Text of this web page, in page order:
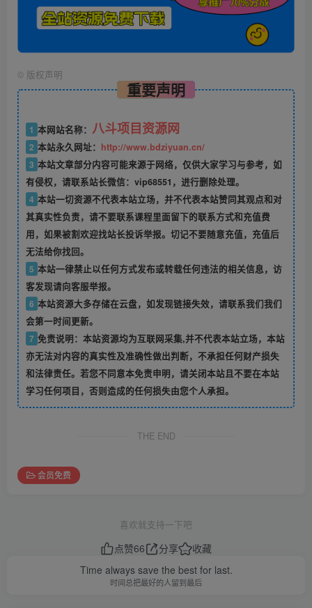
© 版权声明
重要声明
1 本网站名称： 八斗项目资源网
2 本站永久网址： http://www.bdziyuan.cn/
3 本站文章部分内容可能来源于网络，仅供大家学习与参考，如
有侵权，请联系站长微信：vip68551，进行删除处理。
4 本站一切资源不代表本站立场，并不代表本站赞同其观点和对
其真实性负责，请不要联系课程里面留下的联系方式和充值费
用，如果被割欢迎找站长投诉举报。切记不要随意充值，充值后
无法给你找回。
5 本站一律禁止以任何方式发布或转载任何违法的相关信息，访
客发现请向客服举报。
6 本站资源大多存储在云盘，如发现链接失效，请联系我们我们
会第一时间更新。
7 免责说明：本站资源均为互联网采集,并不代表本站立场，本站
亦无法对内容的真实性及准确性做出判断，不承担任何财产损失
和法律责任。若您不同意本免责申明，请关闭本站且不要在本站
学习任何项目，否则造成的任何损失由您个人承担。
THE END
会员免费
喜欢就支持一下吧
点赞66 分享
收藏
Time always save the best for last.
时间总把最好的人留到最后